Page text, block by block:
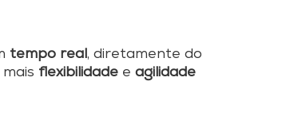
tempo real, diretamente do
flexibilidade e agilidade